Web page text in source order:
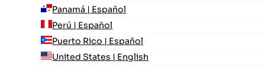
Panamá | Español
Perú | Español
Puerto Rico | Español
United States | English